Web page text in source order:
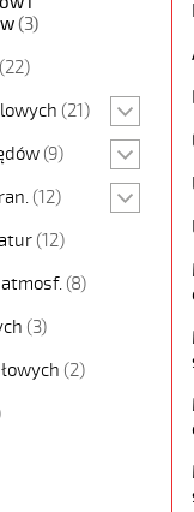
(3)
(22)
(21)
(9)
(12)
(12)
(8)
(3)
(2)